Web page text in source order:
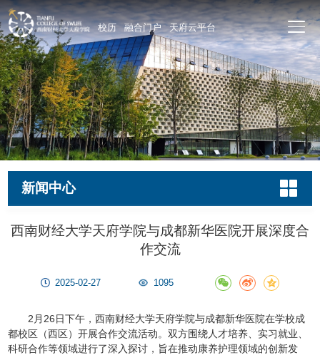
校历 融合门户 天府云平台
新闻中心
西南财经大学天府学院与成都新华医院开展深度合
作交流
2025-02-27 1095
2月26日下午，西南财经大学天府学院与成都新华医院在学校成
都校区（西区）开展合作交流活动。双方围绕人才培养、实习就业、
科研合作等领域进行了深入探讨，旨在推动康养护理领域的创新发